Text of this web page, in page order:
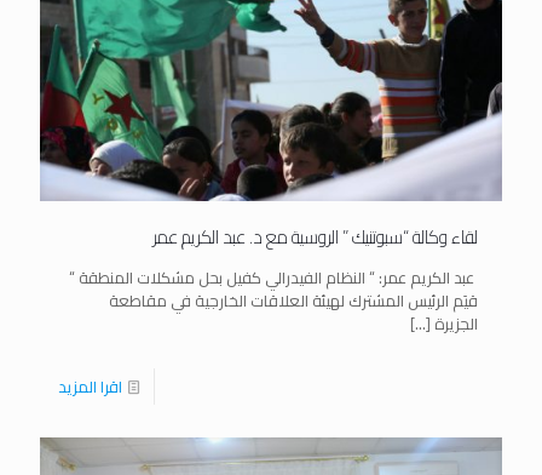
لقاء وكالة “سبوتنيك ” الروسية مع د. عبد الكريم عمر
عبد الكريم عمر: “ النظام الفيدرالي كفيل بحل مشكلات المنطقة “
قيَم الرئيس المشترك لهيئة العلاقات الخارجية في مقاطعة
الجزيرة […]
اقرا المزيد